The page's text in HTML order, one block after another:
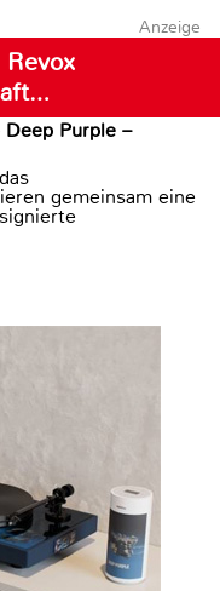
Anzeige
Revox
Purple –
gemeinsam eine